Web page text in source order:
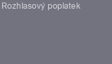
Rozhlasový poplatek